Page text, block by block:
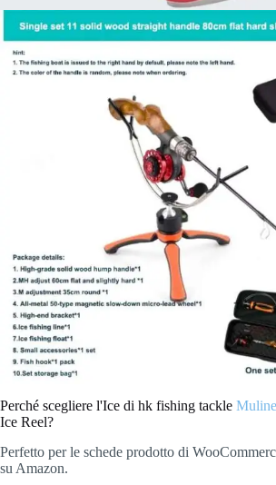
Perché scegliere l'Ice di hk fishing tackle
Ice Reel?
Perfetto per le schede prodotto di
su Amazon.